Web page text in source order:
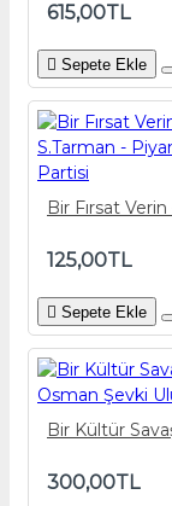
615,00TL
Sepete Ekle
125,00TL
Sepete Ekle
300,00TL